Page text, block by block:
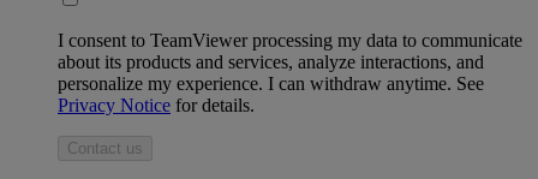
I consent to TeamViewer processing my data to communicate
about its products and services, analyze interactions, and
personalize my experience. I can withdraw anytime. See
Privacy Notice for details.
Contact us